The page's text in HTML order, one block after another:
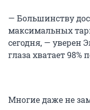
— Большинству
максимальных
сегодня, — уверен
глаза хватает 98%
Многие даже не